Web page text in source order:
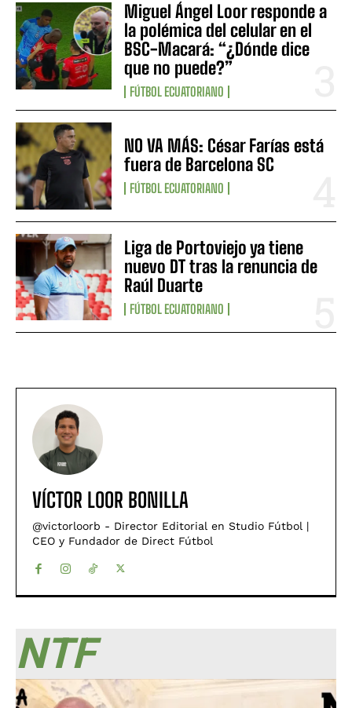
Miguel Ángel Loor responde a
la polémica del celular en el
BSC-Macará: “¿Dónde dice
que no puede?”
FÚTBOL ECUATORIANO
NO VA MÁS: César Farías está
fuera de Barcelona SC
FÚTBOL ECUATORIANO
Liga de Portoviejo ya tiene
nuevo DT tras la renuncia de
Raúl Duarte
FÚTBOL ECUATORIANO
VÍCTOR LOOR BONILLA
@victorloorb - Director Editorial en Studio Fútbol |
CEO y Fundador de Direct Fútbol
NTF